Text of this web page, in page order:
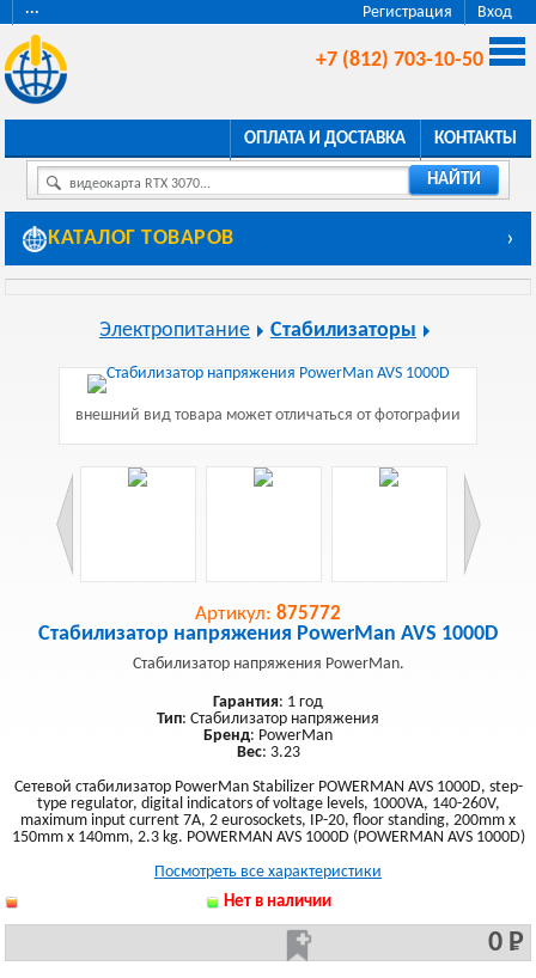
Регистрация Вход
···
+7 (812) 703-10-50
ОПЛАТА И ДОСТАВКА КОНТАКТЫ
видеокарта RTX 3070... НАЙТИ
КАТАЛОГ ТОВАРОВ ›
Электропитание Стабилизаторы
внешний вид товара может отличаться от фотографии
Артикул: 875772
Стабилизатор напряжения PowerMan AVS 1000D
Стабилизатор напряжения PowerMan.
Гарантия: 1 год
Тип: Стабилизатор напряжения
Бренд: PowerMan
Вес: 3.23
Сетевой стабилизатор PowerMan Stabilizer POWERMAN AVS 1000D, step-
type regulator, digital indicators of voltage levels, 1000VA, 140-260V,
maximum input current 7A, 2 eurosockets, IP-20, floor standing, 200mm x
150mm x 140mm, 2.3 kg. POWERMAN AVS 1000D (POWERMAN AVS 1000D)
Посмотреть все характеристики
Нет в наличии
0 Р